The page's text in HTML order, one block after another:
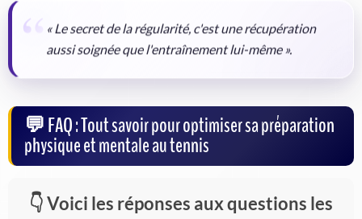
« Le secret de la régularité, c'est une récupération
aussi soignée que l'entraînement lui-même ».
FAQ : Tout savoir pour optimiser sa préparation
physique et mentale au tennis
Voici les réponses aux questions les